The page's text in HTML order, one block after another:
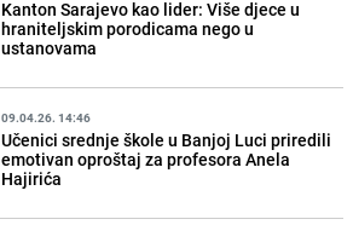
Kanton Sarajevo kao lider: Više djece u
hraniteljskim porodicama nego u
ustanovama
09.04.26. 14:46
Učenici srednje škole u Banjoj Luci priredili
emotivan oproštaj za profesora Anela
Hajirića